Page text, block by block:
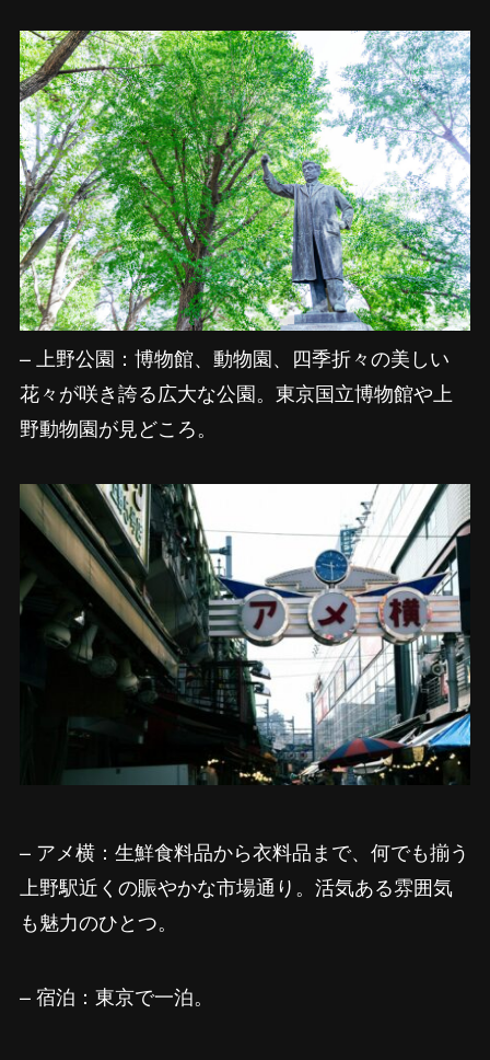
– 上野公園：博物館、動物園、四季折々の美しい
花々が咲き誇る広大な公園。東京国立博物館や上
野動物園が見どころ。
– アメ横：生鮮食料品から衣料品まで、何でも揃う
上野駅近くの賑やかな市場通り。活気ある雰囲気
も魅力のひとつ。
– 宿泊：東京で一泊。